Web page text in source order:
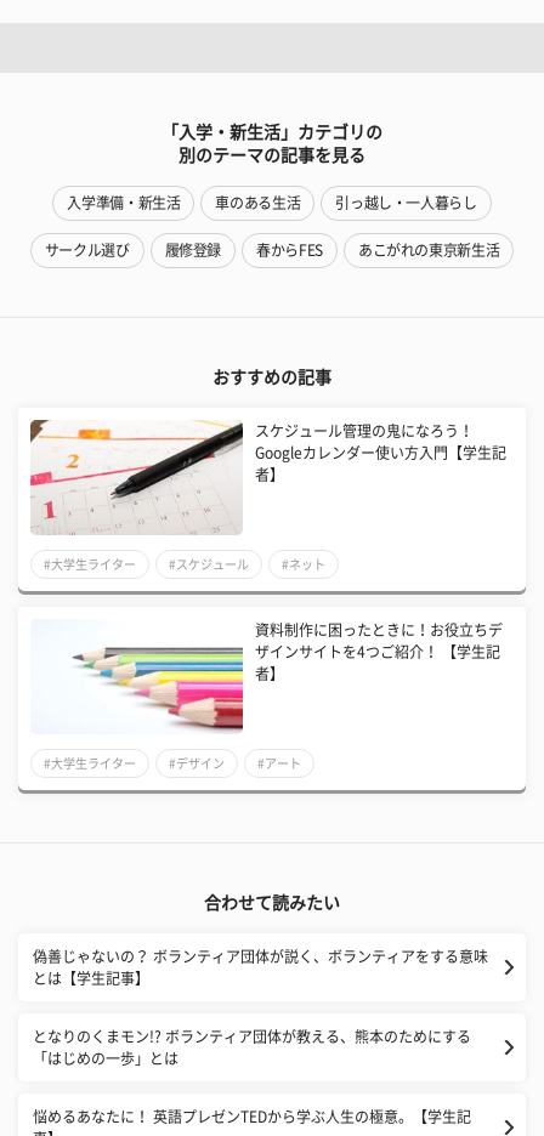
「入学・新生活」カテゴリの
別のテーマの記事を見る
入学準備・新生活 車のある生活 引っ越し・一人暮らし
サークル選び 履修登録 春からFES あこがれの東京新生活
おすすめの記事
スケジュール管理の鬼になろう！
Googleカレンダー使い方入門【学生記
者】
#大学生ライター #スケジュール #ネット
資料制作に困ったときに！お役立ちデ
ザインサイトを4つご紹介！ 【学生記
者】
#大学生ライター #デザイン #アート
合わせて読みたい
偽善じゃないの？ ボランティア団体が説く、ボランティアをする意味
とは【学生記事】
となりのくまモン!? ボランティア団体が教える、熊本のためにする
「はじめの一歩」とは
悩めるあなたに！ 英語プレゼンTEDから学ぶ人生の極意。【学生記